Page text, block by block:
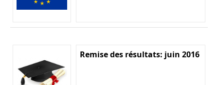
Remise des résultats: juin 2016